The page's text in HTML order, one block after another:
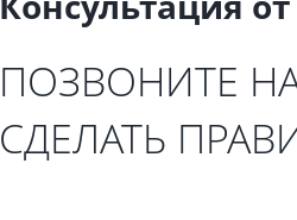
ПОЗВОНИТЕ
СДЕЛАТЬ